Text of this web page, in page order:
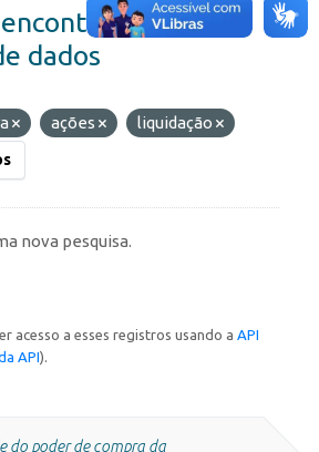
dados
ações liquidação
nova pesquisa.
acesso a esses registros usando a API
API).
do poder de compra da